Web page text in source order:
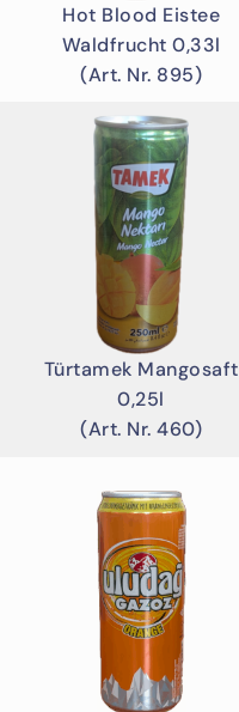
Hot Blood Eistee
Waldfrucht 0,33l
(Art. Nr. 895)
Türtamek Mangosaft
0,25l
(Art. Nr. 460)